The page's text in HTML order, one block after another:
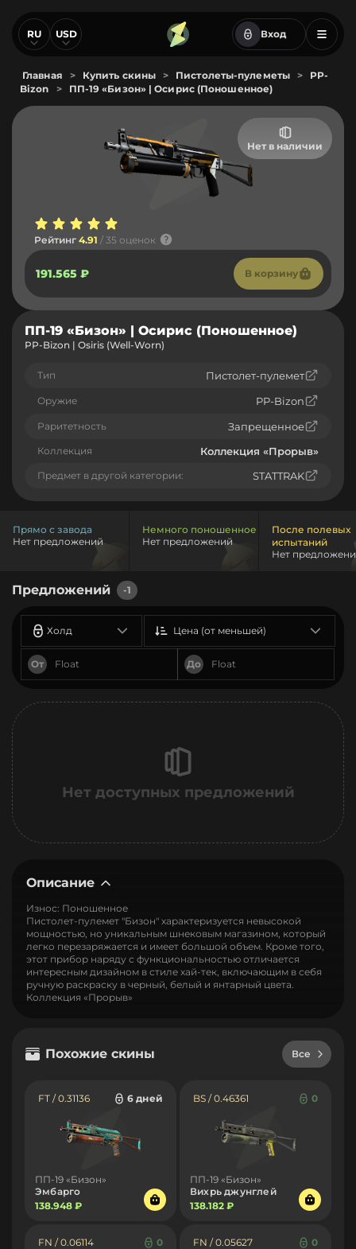
RU USD Вход
Главная > Купить скины > Пистолеты-пулеметы >
PP-
Bizon
> ПП-19 «Бизон» | Осирис (Поношенное)
Нет в наличии
Рейтинг 4.91 / 35 оценок
191.565 ₽ В корзину
ПП-19 «Бизон» | Осирис (Поношенное)
PP-Bizon | Osiris (Well-Worn)
Тип Пистолет-пулемет
Оружие PP-Bizon
Раритетность Запрещенное
Коллекция Коллекция «Прорыв»
Предмет в другой категории: STATTRAK
Прямо с завода
Нет предложений
Немного поношенное
Нет предложений
После полевых
испытаний
Нет
Предложений -1
Холд
От До
Цена (от меньшей)
Нет доступных предложений
Описание
Износ: Поношенное
Пистолет-пулемет "Бизон" характеризуется невысокой
мощностью, но уникальным шнековым магазином, который
легко перезаряжается и имеет большой объем. Кроме того,
этот прибор наряду с функциональностью отличается
интересным дизайном в стиле хай-тек, включающим в себя
ручную раскраску в черный, белый и янтарный цвета.
Коллекция «Прорыв»
Похожие скины Все
FT / 0.31136 6 дней
ПП-19 «Бизон»
Эмбарго
138.948 ₽
BS / 0.46361 0
ПП-19 «Бизон»
Вихрь джунглей
138.182 ₽
FN / 0.06114 0 FN / 0.05627 0